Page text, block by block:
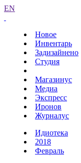
EN
Новое
Инвентарь
Задизайнено
Студия
Магазинус
Медиа
Экспресс
Иронов
Журналус
Идиотека
2018
Февраль